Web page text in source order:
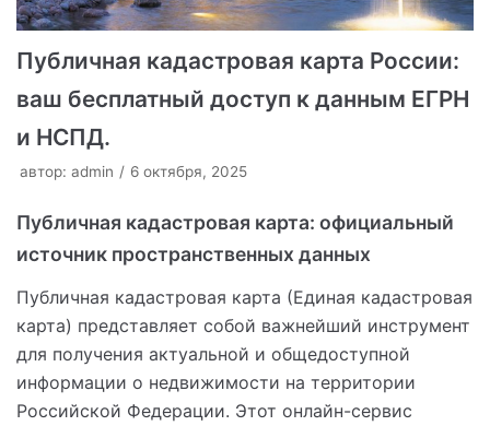
Публичная кадастровая карта России:
ваш бесплатный доступ к данным ЕГРН
и НСПД.
автор: admin 6 октября, 2025
Публичная кадастровая карта: официальный
источник пространственных данных
Публичная кадастровая карта (Единая кадастровая
карта) представляет собой важнейший инструмент
для получения актуальной и общедоступной
информации о недвижимости на территории
Российской Федерации. Этот онлайн-сервис